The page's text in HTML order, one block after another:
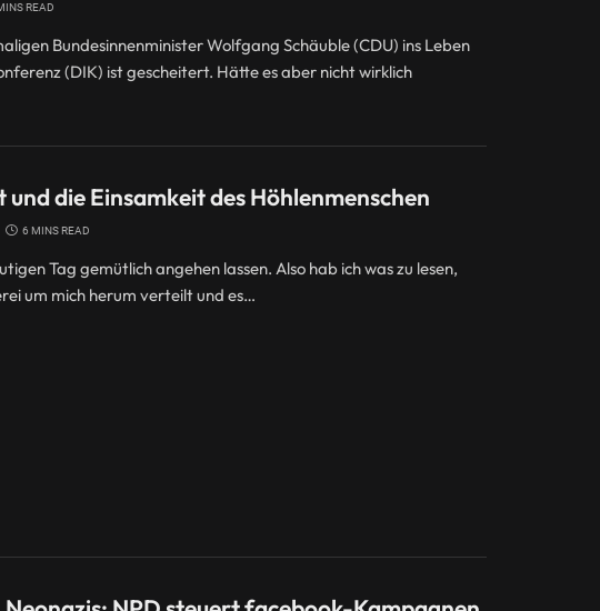
READ
Bundesinnenminister Wolfgang Schäuble (CDU) ins Leben
(DIK) ist gescheitert. Hätte es aber nicht wirklich
die Einsamkeit des Höhlenmenschen
6 MINS READ
Tag gemütlich angehen lassen. Also hab ich was zu lesen,
um mich herum verteilt und es…